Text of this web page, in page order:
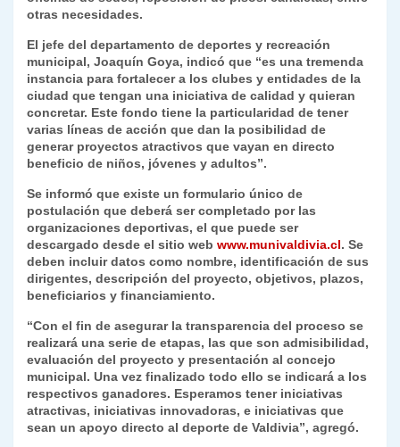
otras necesidades.
El jefe del departamento de deportes y recreación
municipal, Joaquín Goya, indicó que “es una tremenda
instancia para fortalecer a los clubes y entidades de la
ciudad que tengan una iniciativa de calidad y quieran
concretar. Este fondo tiene la particularidad de tener
varias líneas de acción que dan la posibilidad de
generar proyectos atractivos que vayan en directo
beneficio de niños, jóvenes y adultos”.
Se informó que existe un formulario único de
postulación que deberá ser completado por las
organizaciones deportivas, el que puede ser
descargado desde el sitio web www.munivaldivia.cl. Se
deben incluir datos como nombre, identificación de sus
dirigentes, descripción del proyecto, objetivos, plazos,
beneficiarios y financiamiento.
“Con el fin de asegurar la transparencia del proceso se
realizará una serie de etapas, las que son admisibilidad,
evaluación del proyecto y presentación al concejo
municipal. Una vez finalizado todo ello se indicará a los
respectivos ganadores. Esperamos tener iniciativas
atractivas, iniciativas innovadoras, e iniciativas que
sean un apoyo directo al deporte de Valdivia”, agregó.